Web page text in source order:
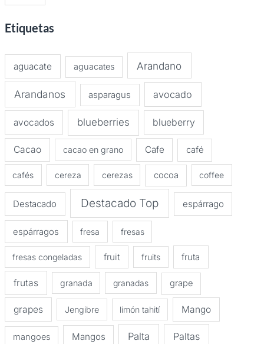
Etiquetas
aguacate aguacates Arandano
Arandanos asparagus avocado
avocados blueberries blueberry
Cacao cacao en grano Cafe café
cafés cereza cerezas cocoa coffee
Destacado Destacado Top espárrago
espárragos fresa fresas
fresas congeladas fruit fruits fruta
frutas granada granadas grape
grapes Jengibre limón tahití Mango
mangoes Mangos Palta Paltas